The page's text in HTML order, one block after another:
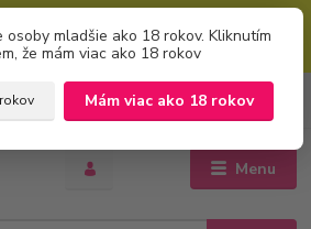
zadajte v prvom kroku košíku zaškrtnutím
"mám zľavový kupón"
mladšie ako 18 rokov. Kliknutím
že mám viac ako 18 rokov
Mám viac ako 18 rokov
Menu
za